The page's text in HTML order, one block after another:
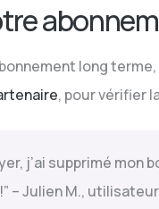
long
, pour vérifier
j’ai supprimé
– Julien M.,